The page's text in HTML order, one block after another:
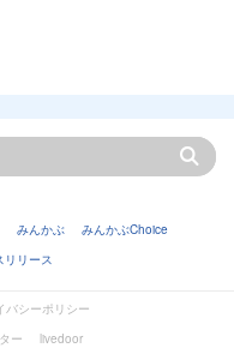
みんかぶ
みんかぶChoice
リリース
バシーポリシー
ー
livedoor